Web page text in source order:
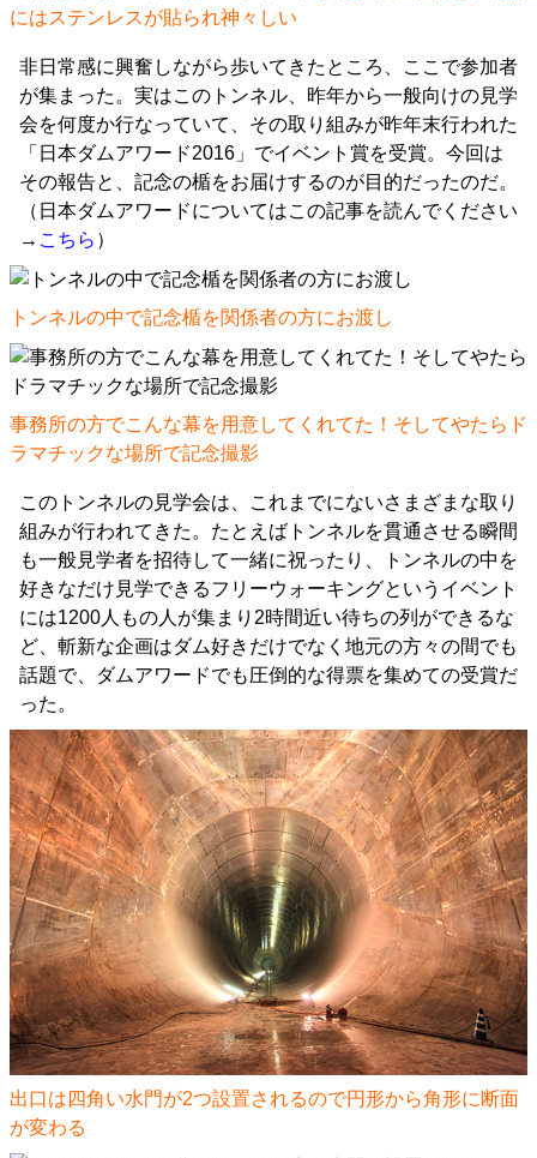
にはステンレスが貼られ神々しい
非日常感に興奮しながら歩いてきたところ、ここで参加者
が集まった。実はこのトンネル、昨年から一般向けの見学
会を何度か行なっていて、その取り組みが昨年末行われた
「日本ダムアワード2016」でイベント賞を受賞。今回は
その報告と、記念の楯をお届けするのが目的だったのだ。
（日本ダムアワードについてはこの記事を読んでください
→ こちら ）
トンネルの中で記念楯を関係者の方にお渡し
事務所の方でこんな幕を用意してくれてた！そしてやたらド
ラマチックな場所で記念撮影
このトンネルの見学会は、これまでにないさまざまな取り
組みが行われてきた。たとえばトンネルを貫通させる瞬間
も一般見学者を招待して一緒に祝ったり、トンネルの中を
好きなだけ見学できるフリーウォーキングというイベント
には1200人もの人が集まり2時間近い待ちの列ができるな
ど、斬新な企画はダム好きだけでなく地元の方々の間でも
話題で、ダムアワードでも圧倒的な得票を集めての受賞だ
った。
出口は四角い水門が2つ設置されるので円形から角形に断面
が変わる